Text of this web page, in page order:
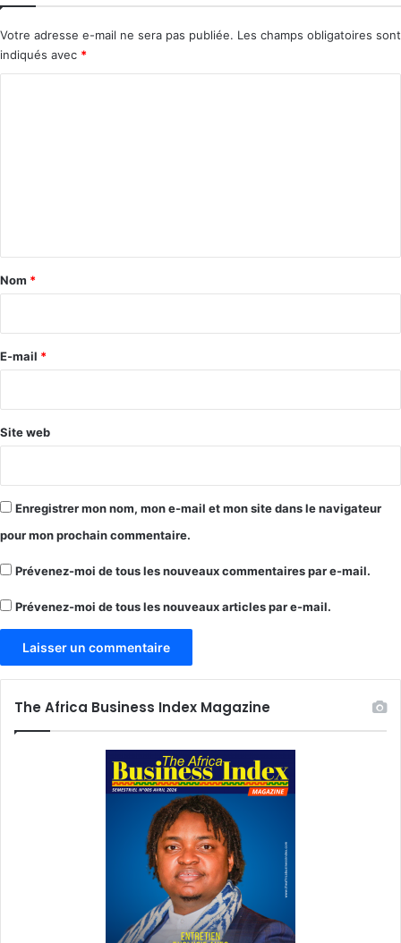
Votre adresse e-mail ne sera pas publiée. Les champs obligatoires sont
indiqués avec *
a
e
Nom *
E-mail *
Site web
Enregistrer mon nom, mon e-mail et mon site dans le navigateur
pour mon prochain commentaire.
Prévenez-moi de tous les nouveaux commentaires par e-mail.
Prévenez-moi de tous les nouveaux articles par e-mail.
The Africa Business Index Magazine